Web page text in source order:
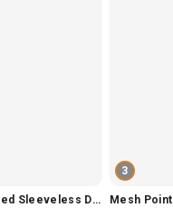
Round Neck Tiered Sleeveless Dress V2290
3
Mesh